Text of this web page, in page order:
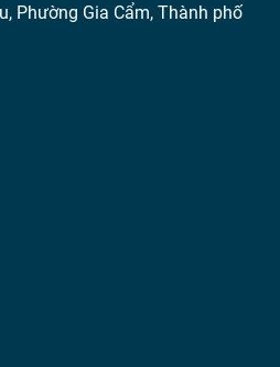
Phường Gia Cẩm, Thành phố